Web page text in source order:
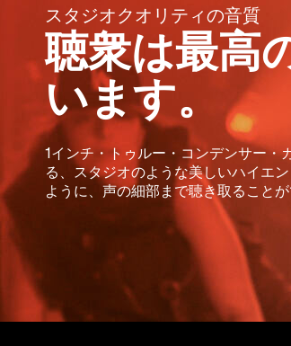
スタジオクオリティの音質
聴衆は最高
います。
1インチ・トゥルー・コンデンサー・
る、スタジオのような美しいハイエ
ように、声の細部まで聴き取ることが